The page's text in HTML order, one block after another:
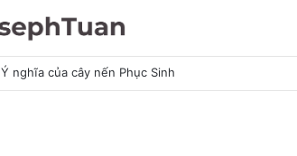
Ý nghĩa của cây nến Phục Sinh